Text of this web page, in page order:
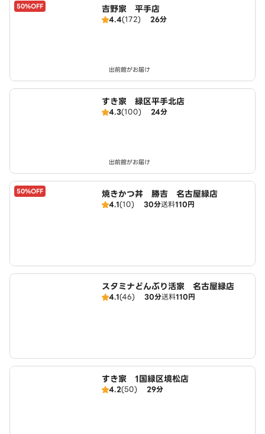
50%OFF 吉野家 平手店
4.4(172) 26分
出前館がお届け
すき家 緑区平手北店
4.3(100) 24分
出前館がお届け
50%OFF 焼きかつ丼 勝吉 名古屋緑店
4.1(10) 30分送料110円
スタミナどんぶり活家 名古屋緑店
4.1(46) 30分送料110円
すき家 1国緑区境松店
4.2(50) 29分